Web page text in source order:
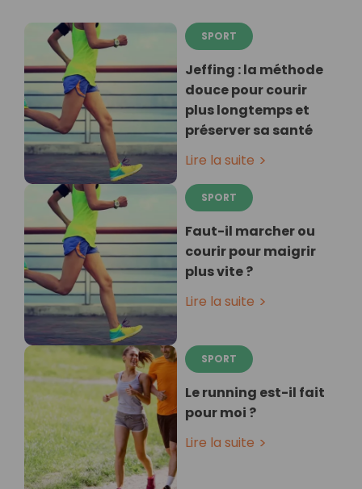
SPORT
Jeffing : la méthode
douce pour courir
plus longtemps et
préserver sa santé
Lire la suite
SPORT
Faut-il marcher ou
courir pour maigrir
plus vite ?
Lire la suite
SPORT
Le running est-il fait
pour moi ?
Lire la suite